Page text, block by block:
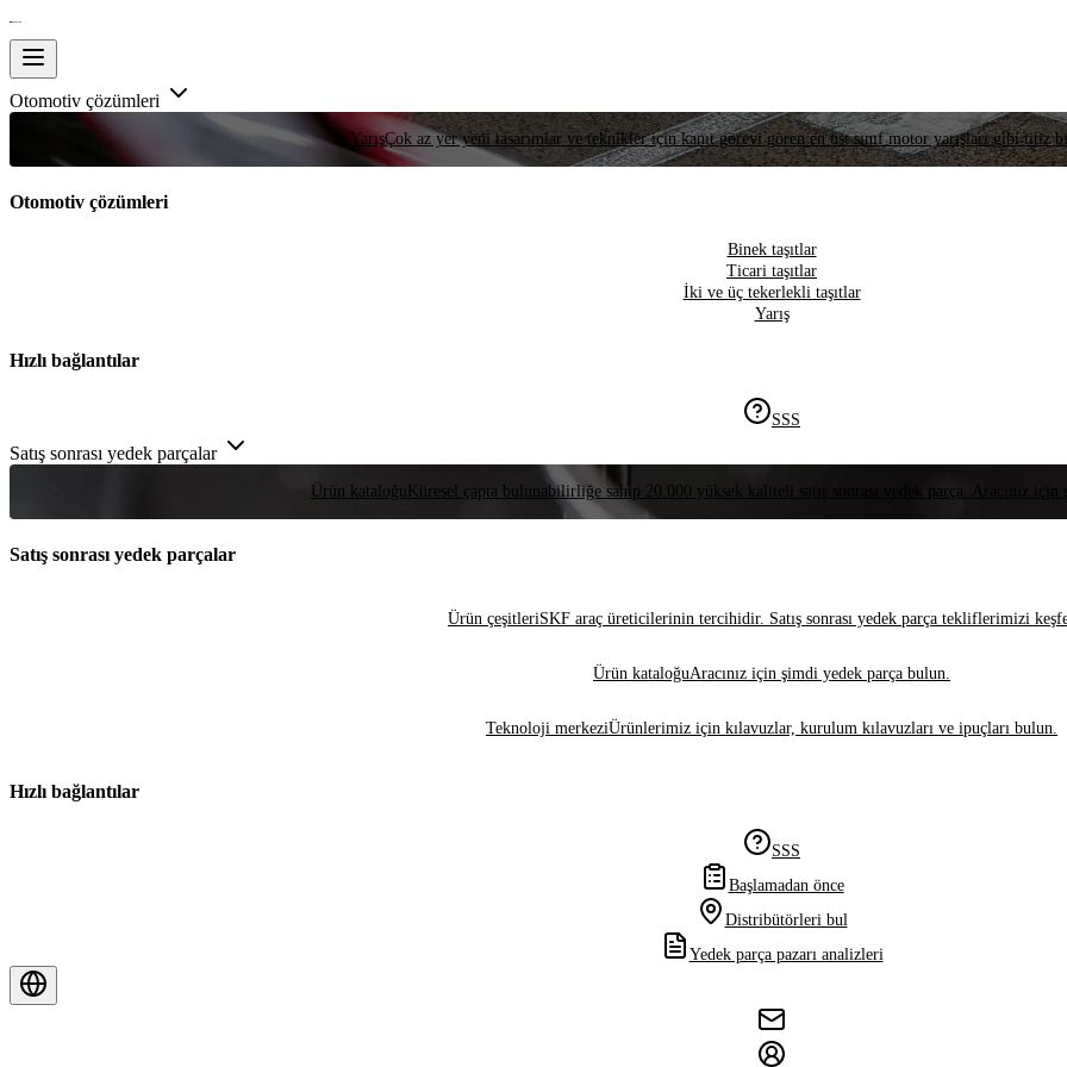
Otomotiv çözümleri
YarışÇok az yer yeni tasarımlar ve teknikler için kanıt görevi gören en üst sınıf motor yarışları gibi titiz
Otomotiv çözümleri
Binek taşıtlar
Ticari taşıtlar
İki ve üç tekerlekli taşıtlar
Yarış
Hızlı bağlantılar
SSS
Satış sonrası yedek parçalar
Ürün kataloğu Küresel çapta bulunabilirliğe sahip 20.000 yüksek kaliteli satış sonrası yedek parça. Aracınız
Satış sonrası yedek parçalar
Ürün çeşitleriSKF araç üreticilerinin tercihidir. Satış sonrası yedek parça tekliflerimizi
Ürün kataloğuAracınız için şimdi yedek parça bulun.
Teknoloji merkeziÜrünlerimiz için kılavuzlar, kurulum kılavuzları ve ipuçları bulun.
Hızlı bağlantılar
SSS
Başlamadan önce
Distribütörleri bul
Yedek parça pazarı analizleri